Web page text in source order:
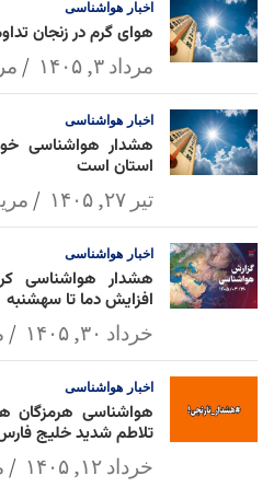
اخبار هواشناسی
هوای گرم در زنجان
مرداد ۳, ۱۴۰۵
اخبار هواشناسی
استان است
تیر ۲۷, ۱۴۰۵
اخبار هواشناسی
هشدار هواشناسی
افزایش دما تا سهشنبه
خرداد ۳۰, ۱۴۰۵
اخبار هواشناسی
هواشناسی هرمزگان
تلاطم شدید خلیج فارس
خرداد ۱۲, ۱۴۰۵